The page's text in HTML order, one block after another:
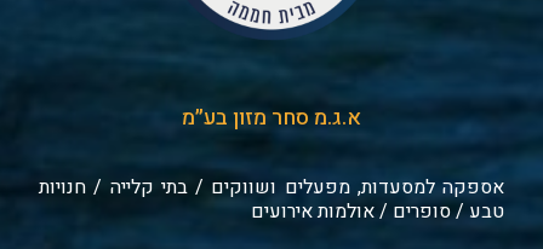
א.ג.מ סחר מזון בע״מ
אספקה למסעדות, מפעלים ושווקים / בתי קלייה / חנויות
טבע / סופרים / אולמות אירועים